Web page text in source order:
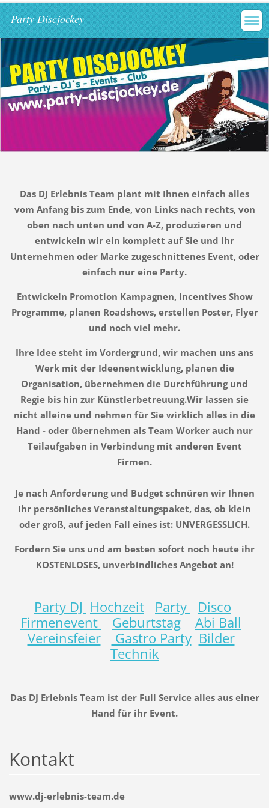
Party Discjockey
Das DJ Erlebnis Team plant mit Ihnen einfach alles
vom Anfang bis zum Ende, von Links nach rechts, von
oben nach unten und von A-Z, produzieren und
entwickeln wir ein komplett auf Sie und Ihr
Unternehmen oder Marke zugeschnittenes Event, oder
einfach nur eine Party.
Entwickeln Promotion Kampagnen, Incentives Show
Programme, planen Roadshows, erstellen Poster, Flyer
und noch viel mehr.
Ihre Idee steht im Vordergrund, wir machen uns ans
Werk mit der Ideenentwicklung, planen die
Organisation, übernehmen die Durchführung und
Regie bis hin zur Künstlerbetreuung.Wir lassen sie
nicht alleine und nehmen für Sie wirklich alles in die
Hand - oder übernehmen als Team Worker auch nur
Teilaufgaben in Verbindung mit anderen Event
Firmen.
Je nach Anforderung und Budget schnüren wir Ihnen
Ihr persönliches Veranstaltungspaket, das, ob klein
oder groß, auf jeden Fall eines ist: UNVERGESSLICH.
Fordern Sie uns und am besten sofort noch heute ihr
KOSTENLOSES, unverbindliches Angebot an!
Party DJ Hochzeit Party
Disco
Firmenevent
Geburtstag
Abi Ball
Vereinsfeier
Gastro Party Bilder
Technik
Das DJ Erlebnis Team ist der Full Service alles aus einer
Hand für ihr Event.
Kontakt
www.dj-erlebnis-team.de